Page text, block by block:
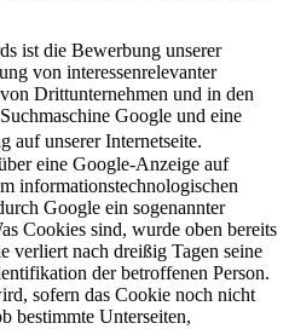
ist die Bewerbung unserer
von interessenrelevanter
Drittunternehmen und in den
Google und eine
auf unserer Internetseite.
eine Google-Anzeige auf
informationstechnologischen
Google ein sogenannter
Cookies sind, wurde oben bereits
verliert nach dreißig Tagen seine
der betroffenen Person.
sofern das Cookie noch nicht
bestimmte Unterseiten,